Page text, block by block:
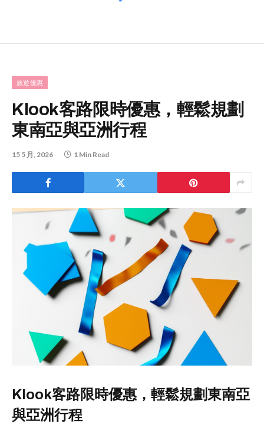
旅遊優惠
Klook客路限時優惠，輕鬆規劃
東南亞與亞洲行程
15 5 月, 2026 1 Min Read
Klook客路限時優惠，輕鬆規劃東南亞
與亞洲行程